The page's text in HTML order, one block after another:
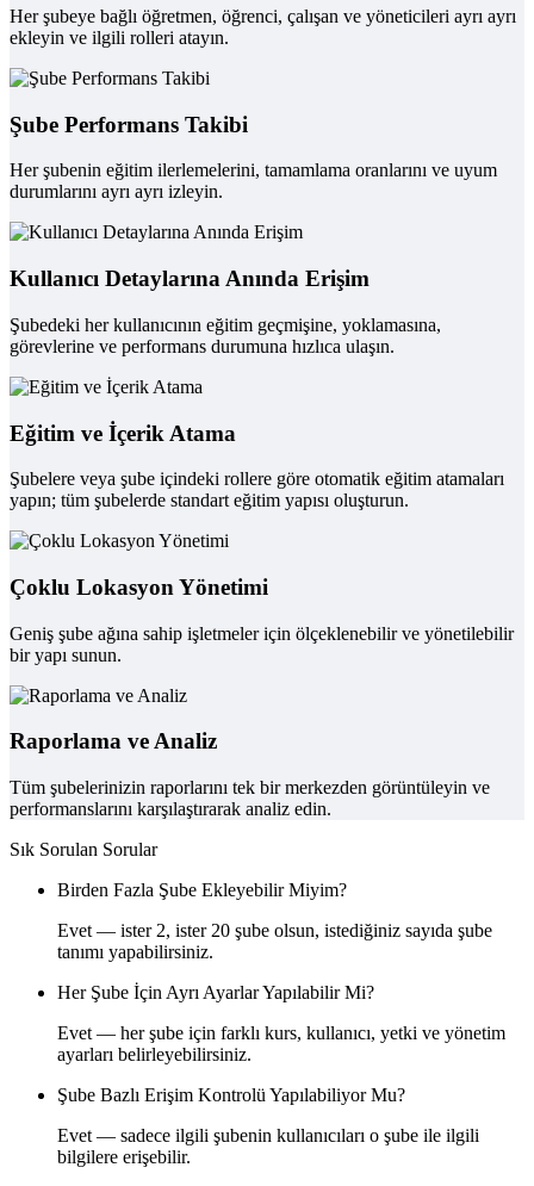
Her şubeye bağlı öğretmen, öğrenci, çalışan ve yöneticileri ayrı ayrı
ekleyin ve ilgili rolleri atayın.
Şube Performans Takibi
Her şubenin eğitim ilerlemelerini, tamamlama oranlarını ve uyum
durumlarını ayrı ayrı izleyin.
Kullanıcı Detaylarına Anında Erişim
Şubedeki her kullanıcının eğitim geçmişine, yoklamasına,
görevlerine ve performans durumuna hızlıca ulaşın.
Eğitim ve İçerik Atama
Şubelere veya şube içindeki rollere göre otomatik eğitim atamaları
yapın; tüm şubelerde standart eğitim yapısı oluşturun.
Çoklu Lokasyon Yönetimi
Geniş şube ağına sahip işletmeler için ölçeklenebilir ve yönetilebilir
bir yapı sunun.
Raporlama ve Analiz
Tüm şubelerinizin raporlarını tek bir merkezden görüntüleyin ve
performanslarını karşılaştırarak analiz edin.
Sık Sorulan Sorular
Birden Fazla Şube Ekleyebilir Miyim?
Evet — ister 2, ister 20 şube olsun, istediğiniz sayıda şube
tanımı yapabilirsiniz.
Her Şube İçin Ayrı Ayarlar Yapılabilir Mi?
Evet — her şube için farklı kurs, kullanıcı, yetki ve yönetim
ayarları belirleyebilirsiniz.
Şube Bazlı Erişim Kontrolü Yapılabiliyor Mu?
Evet — sadece ilgili şubenin kullanıcıları o şube ile ilgili
bilgilere erişebilir.